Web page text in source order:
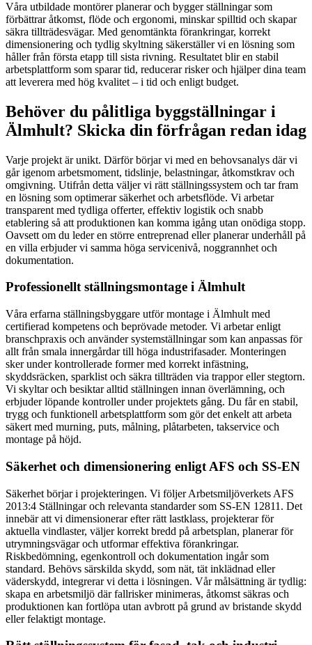
Våra utbildade montörer planerar och bygger ställningar som
förbättrar åtkomst, flöde och ergonomi, minskar spilltid och skapar
säkra tillträdesvägar. Med genomtänkta förankringar, korrekt
dimensionering och tydlig skyltning säkerställer vi en lösning som
håller från första etapp till sista rivning. Resultatet blir en stabil
arbetsplattform som sparar tid, reducerar risker och hjälper dina team
att leverera med hög kvalitet – i tid och enligt budget.
Behöver du pålitliga byggställningar i
Älmhult? Skicka din förfrågan redan idag
Varje projekt är unikt. Därför börjar vi med en behovsanalys där vi
går igenom arbetsmoment, tidslinje, belastningar, åtkomstkrav och
omgivning. Utifrån detta väljer vi rätt ställningssystem och tar fram
en lösning som optimerar säkerhet och arbetsflöde. Vi arbetar
transparent med tydliga offerter, effektiv logistik och snabb
etablering så att produktionen kan komma igång utan onödiga stopp.
Oavsett om du leder en större entreprenad eller planerar underhåll på
en villa erbjuder vi samma höga servicenivå, noggrannhet och
dokumentation.
Professionellt ställningsmontage i Älmhult
Våra erfarna ställningsbyggare utför montage i Älmhult med
certifierad kompetens och beprövade metoder. Vi arbetar enligt
branschpraxis och använder systemställningar som kan anpassas för
allt från smala innergårdar till höga industrifasader. Monteringen
sker under kontrollerade former med korrekt infästning,
skyddsräcken, sparklist och säkra tillträden via trappor eller stegtorn.
Vi skyltar och besiktar alltid ställningen innan överlämning, och
erbjuder löpande kontroller under projektets gång. Du får en stabil,
trygg och funktionell arbetsplattform som gör det enkelt att arbeta
säkert med murning, puts, målning, plåtarbeten, takservice och
montage på höjd.
Säkerhet och dimensionering enligt AFS och SS-EN
Säkerhet börjar i projekteringen. Vi följer Arbetsmiljöverkets AFS
2013:4 Ställningar och relevanta standarder som SS-EN 12811. Det
innebär att vi dimensionerar efter rätt lastklass, projekterar för
aktuella vindlaster, väljer korrekt bredd på arbetsplan, planerar för
utrymningsvägar och utformar effektiva förankringar.
Riskbedömning, egenkontroll och dokumentation ingår som
standard. Behövs särskilda skydd, som nät, tät inklädnad eller
väderskydd, integrerar vi detta i lösningen. Vår målsättning är tydlig:
skapa en arbetsmiljö där fallrisker minimeras, åtkomst säkras och
produktionen kan fortlöpa utan avbrott på grund av bristande skydd
eller felaktigt montage.